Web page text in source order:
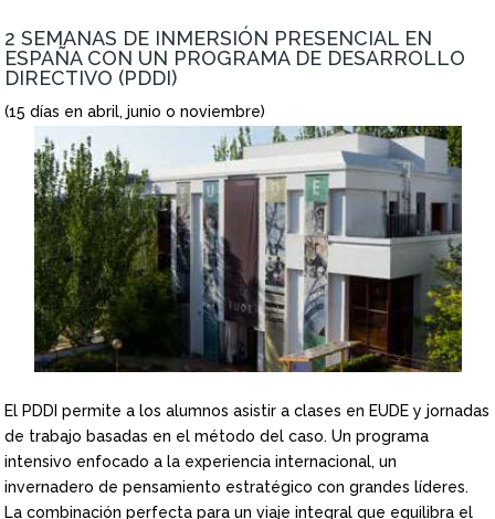
2 SEMANAS DE INMERSIÓN PRESENCIAL EN
ESPAÑA CON UN PROGRAMA DE DESARROLLO
DIRECTIVO (PDDI)
(15 días en abril, junio o noviembre)
El PDDI permite a los alumnos asistir a clases en EUDE y jornadas
de trabajo basadas en el método del caso. Un programa
intensivo enfocado a la experiencia internacional, un
invernadero de pensamiento estratégico con grandes líderes.
La combinación perfecta para un viaje integral que equilibra el